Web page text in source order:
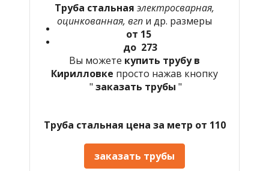
Труба стальная электросварная,
оцинкованная, вгп и др. размеры
от 15
до 273
Вы можете купить трубу в
Кирилловке просто нажав кнопку
" заказать трубы "
Труба стальная цена за метр от 110
заказать трубы